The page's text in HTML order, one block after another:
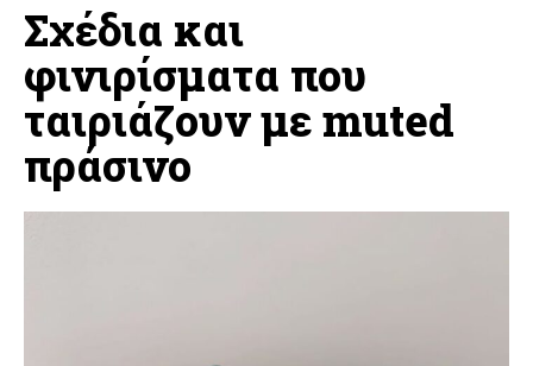
Σχέδια και
φινιρίσματα που
ταιριάζουν με muted
πράσινο